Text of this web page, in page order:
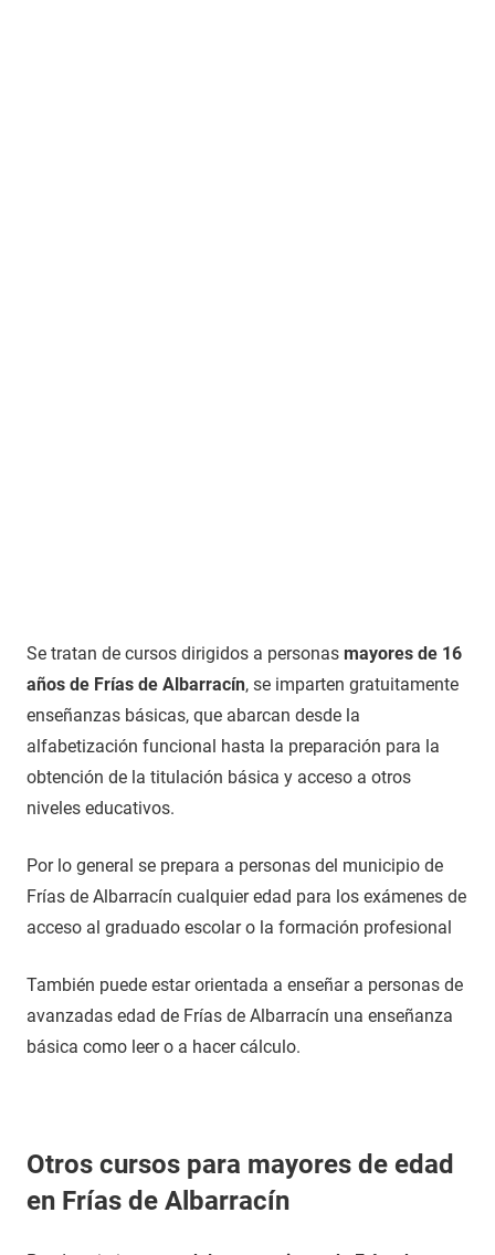
Se tratan de cursos dirigidos a personas mayores de 16
años de Frías de Albarracín, se imparten gratuitamente
enseñanzas básicas, que abarcan desde la
alfabetización funcional hasta la preparación para la
obtención de la titulación básica y acceso a otros
niveles educativos.
Por lo general se prepara a personas del municipio de
Frías de Albarracín cualquier edad para los exámenes de
acceso al graduado escolar o la formación profesional
También puede estar orientada a enseñar a personas de
avanzadas edad de Frías de Albarracín una enseñanza
básica como leer o a hacer cálculo.
Otros cursos para mayores de edad
en Frías de Albarracín